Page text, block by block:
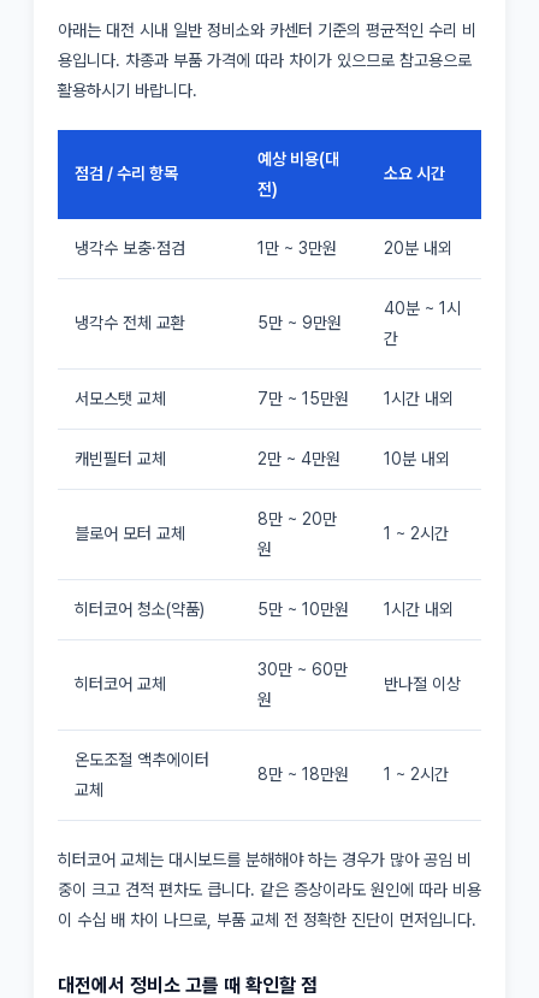
아래는 대전 시내 일반 정비소와 카센터 기준의 평균적인 수리 비
용입니다. 차종과 부품 가격에 따라 차이가 있으므로 참고용으로
활용하시기 바랍니다.
점검 / 수리 항목
예상 비용(대
전)
소요 시간
냉각수 보충·점검 1만 ~ 3만원 20분 내외
냉각수 전체 교환 5만 ~ 9만원
40분 ~ 1시
간
서모스탯 교체 7만 ~ 15만원 1시간 내외
캐빈필터 교체 2만 ~ 4만원 10분 내외
블로어 모터 교체
8만 ~ 20만
원
1 ~ 2시간
히터코어 청소(약품) 5만 ~ 10만원 1시간 내외
히터코어 교체
30만 ~ 60만
원
반나절 이상
온도조절 액추에이터
교체
8만 ~ 18만원 1 ~ 2시간
히터코어 교체는 대시보드를 분해해야 하는 경우가 많아 공임 비
중이 크고 견적 편차도 큽니다. 같은 증상이라도 원인에 따라 비용
이 수십 배 차이 나므로, 부품 교체 전 정확한 진단이 먼저입니다.
대전에서 정비소 고를 때 확인할 점